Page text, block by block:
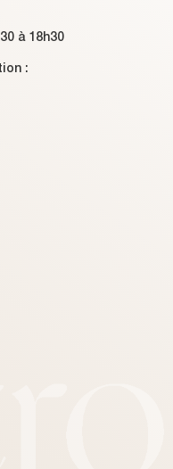
à 18h30
: